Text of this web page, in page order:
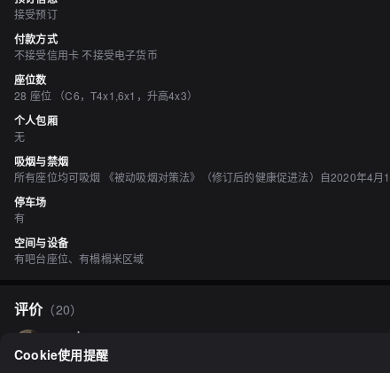
接受预订
付款方式
不接受信用卡 不接受电子货币
座位数
28 座位 （C6，T4x1,6x1，升高4x3）
个人包厢
无
吸烟与禁烟
所有座位均可吸烟 《被动吸烟对策法》（修订后的健康促进法）自2020年4
停车场
有
空间与设备
有吧台座位、有榻榻米区域
评价（20）
regakun
在北大附近有许多面向学生的经济实惠又丰盛的餐馆，我常常在休
Cookie使用提醒